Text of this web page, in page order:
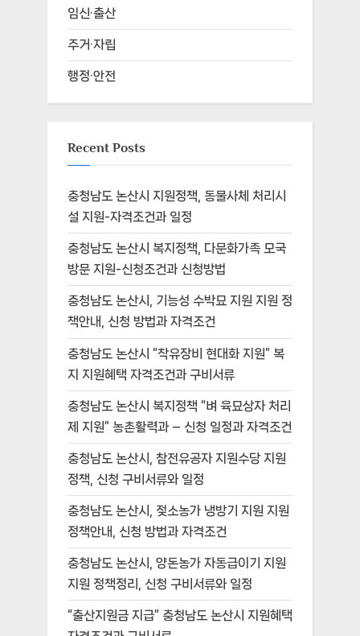
임신·출산
주거·자립
행정·안전
Recent Posts
충청남도 논산시 지원정책, 동물사체 처리시
설 지원-자격조건과 일정
충청남도 논산시 복지정책, 다문화가족 모국
방문 지원-신청조건과 신청방법
충청남도 논산시, 기능성 수박묘 지원 지원 정
책안내, 신청 방법과 자격조건
충청남도 논산시 “착유장비 현대화 지원” 복
지 지원혜택 자격조건과 구비서류
충청남도 논산시 복지정책 “벼 육묘상자 처리
제 지원” 농촌활력과 – 신청 일정과 자격조건
충청남도 논산시, 참전유공자 지원수당 지원
정책, 신청 구비서류와 일정
충청남도 논산시, 젖소농가 냉방기 지원 지원
정책안내, 신청 방법과 자격조건
충청남도 논산시, 양돈농가 자동급이기 지원
지원 정책정리, 신청 구비서류와 일정
“출산지원금 지급” 충청남도 논산시 지원혜택